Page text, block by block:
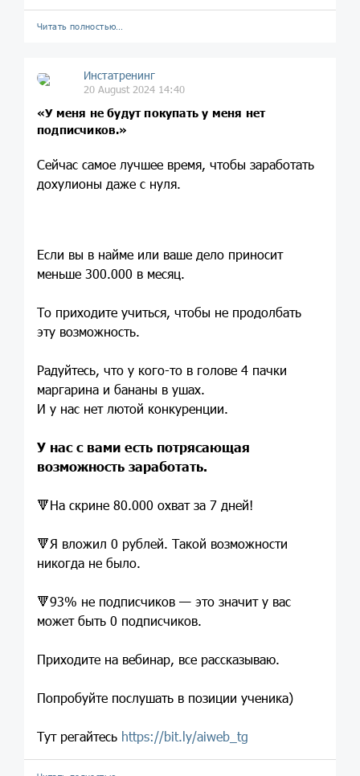
Читать полностью…
Инстатренинг
20 August 2024 14:40
«У меня не будут покупать у меня нет
подписчиков.»
Сейчас самое лучшее время, чтобы заработать
дохулионы даже с нуля.
Если вы в найме или ваше дело приносит
меньше 300.000 в месяц.
То приходите учиться, чтобы не продолбать
эту возможность.
Радуйтесь, что у кого-то в голове 4 пачки
маргарина и бананы в ушах.
И у нас нет лютой конкуренции.
У нас с вами есть потрясающая
возможность заработать.
🔻На скрине 80.000 охват за 7 дней!
🔻Я вложил 0 рублей. Такой возможности
никогда не было.
🔻93% не подписчиков — это значит у вас
может быть 0 подписчиков.
Приходите на вебинар, все рассказываю.
Попробуйте послушать в позиции ученика)
Тут регайтесь https://bit.ly/aiweb_tg